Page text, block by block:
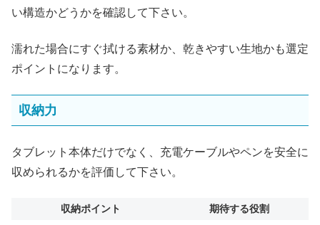
い構造かどうかを確認して下さい。
濡れた場合にすぐ拭ける素材か、乾きやすい生地かも選定
ポイントになります。
収納力
タブレット本体だけでなく、充電ケーブルやペンを安全に
収められるかを評価して下さい。
収納ポイント 期待する役割